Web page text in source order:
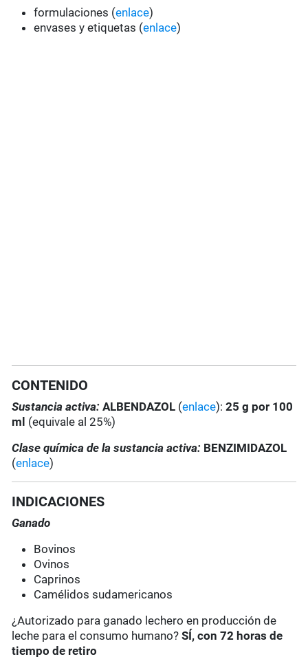
formulaciones (enlace)
envases y etiquetas (enlace)
CONTENIDO
Sustancia activa: ALBENDAZOL (enlace): 25 g por 100
ml (equivale al 25%)
Clase química de la sustancia activa: BENZIMIDAZOL
(enlace)
INDICACIONES
Ganado
Bovinos
Ovinos
Caprinos
Camélidos sudamericanos
¿Autorizado para ganado lechero en producción de
leche para el consumo humano? SÍ, con 72 horas de
tiempo de retiro